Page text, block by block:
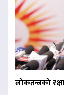
लोकतन्त्रको